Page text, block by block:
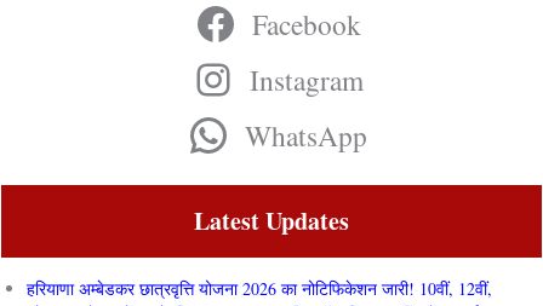
Facebook
Instagram
WhatsApp
Latest Updates
हरियाणा अम्बेडकर छात्रवृत्ति योजना 2026 का नोटिफिकेशन जारी! 10वीं, 12वीं,